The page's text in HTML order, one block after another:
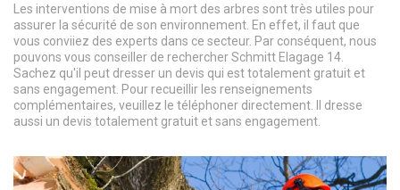
Les interventions de mise à mort des arbres sont très utiles pour
assurer la sécurité de son environnement. En effet, il faut que
vous conviiez des experts dans ce secteur. Par conséquent, nous
pouvons vous conseiller de rechercher Schmitt Elagage 14.
Sachez qu'il peut dresser un devis qui est totalement gratuit et
sans engagement. Pour recueillir les renseignements
complémentaires, veuillez le téléphoner directement. Il dresse
aussi un devis totalement gratuit et sans engagement.